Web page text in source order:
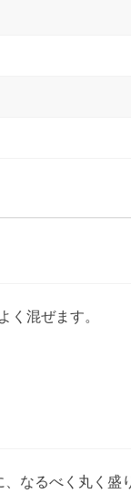
く混ぜます。
なるべく丸く盛